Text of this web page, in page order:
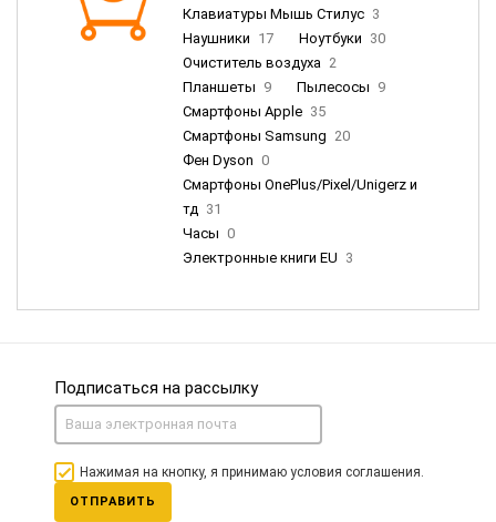
Клавиатуры Мышь Стилус 3
Наушники 17 Ноутбуки 30
Очиститель воздуха 2
Планшеты 9 Пылесосы 9
Смартфоны Apple 35
Смартфоны Samsung 20
Фен Dyson 0
Смартфоны OnePlus/Pixel/Unigerz и
тд 31
Часы 0
Электронные книги EU 3
Подписаться на рассылку
Нажимая на кнопку, я принимаю условия соглашения.
ОТПРАВИТЬ